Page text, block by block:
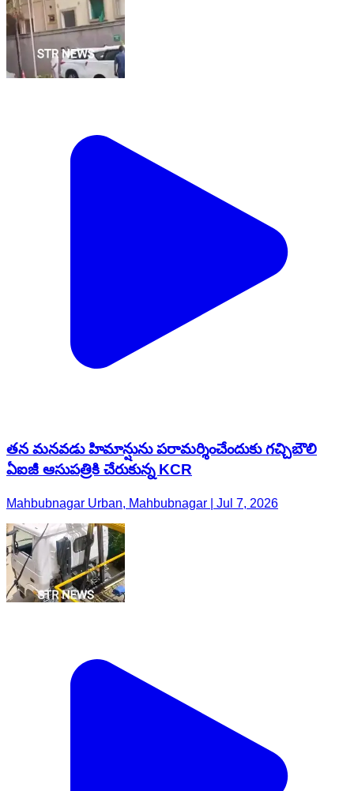
తన మనవడు హిమాన్షును పరామర్శించేందుకు గచ్చిబౌలి
ఏఐజీ ఆసుపత్రికి చేరుకున్న KCR
Mahbubnagar Urban, Mahbubnagar | Jul 7, 2026